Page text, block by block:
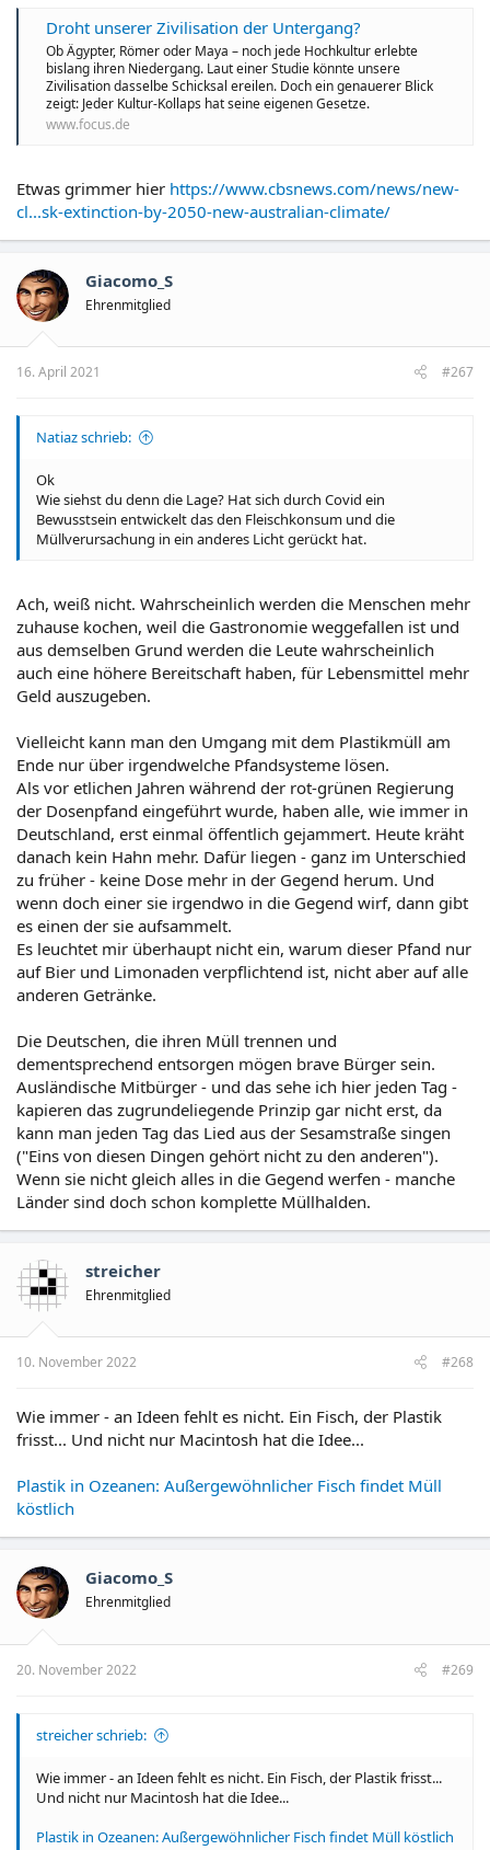
Droht unserer Zivilisation der Untergang?
Ob Ägypter, Römer oder Maya – noch jede Hochkultur erlebte
bislang ihren Niedergang. Laut einer Studie könnte unsere
Zivilisation dasselbe Schicksal ereilen. Doch ein genauerer Blick
zeigt: Jeder Kultur-Kollaps hat seine eigenen Gesetze.
www.focus.de
Etwas grimmer hier https://www.cbsnews.com/news/new-
cl...sk-extinction-by-2050-new-australian-climate/
Giacomo_S
Ehrenmitglied
16. April 2021 #267
Natiaz schrieb:
Ok
Wie siehst du denn die Lage? Hat sich durch Covid ein
Bewusstsein entwickelt das den Fleischkonsum und die
Müllverursachung in ein anderes Licht gerückt hat.
Ach, weiß nicht. Wahrscheinlich werden die Menschen mehr
zuhause kochen, weil die Gastronomie weggefallen ist und
aus demselben Grund werden die Leute wahrscheinlich
auch eine höhere Bereitschaft haben, für Lebensmittel mehr
Geld auszugeben.
Vielleicht kann man den Umgang mit dem Plastikmüll am
Ende nur über irgendwelche Pfandsysteme lösen.
Als vor etlichen Jahren während der rot-grünen Regierung
der Dosenpfand eingeführt wurde, haben alle, wie immer in
Deutschland, erst einmal öffentlich gejammert. Heute kräht
danach kein Hahn mehr. Dafür liegen - ganz im Unterschied
zu früher - keine Dose mehr in der Gegend herum. Und
wenn doch einer sie irgendwo in die Gegend wirf, dann gibt
es einen der sie aufsammelt.
Es leuchtet mir überhaupt nicht ein, warum dieser Pfand nur
auf Bier und Limonaden verpflichtend ist, nicht aber auf alle
anderen Getränke.
Die Deutschen, die ihren Müll trennen und
dementsprechend entsorgen mögen brave Bürger sein.
Ausländische Mitbürger - und das sehe ich hier jeden Tag -
kapieren das zugrundeliegende Prinzip gar nicht erst, da
kann man jeden Tag das Lied aus der Sesamstraße singen
("Eins von diesen Dingen gehört nicht zu den anderen").
Wenn sie nicht gleich alles in die Gegend werfen - manche
Länder sind doch schon komplette Müllhalden.
streicher
Ehrenmitglied
10. November 2022 #268
Wie immer - an Ideen fehlt es nicht. Ein Fisch, der Plastik
frisst... Und nicht nur Macintosh hat die Idee...
Plastik in Ozeanen: Außergewöhnlicher Fisch findet Müll
köstlich
Giacomo_S
Ehrenmitglied
20. November 2022 #269
streicher schrieb:
Wie immer - an Ideen fehlt es nicht. Ein Fisch, der Plastik frisst...
Und nicht nur Macintosh hat die Idee...
Plastik in Ozeanen: Außergewöhnlicher Fisch findet Müll köstlich